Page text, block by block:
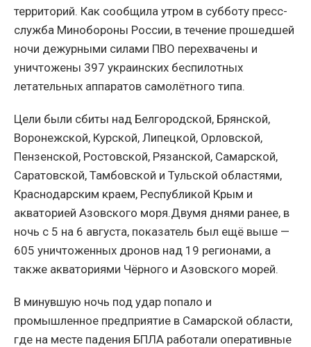
территорий. Как сообщила утром в субботу пресс-
служба Минобороны России, в течение прошедшей
ночи дежурными силами ПВО перехвачены и
уничтожены 397 украинских беспилотных
летательных аппаратов самолётного типа.
Цели были сбиты над Белгородской, Брянской,
Воронежской, Курской, Липецкой, Орловской,
Пензенской, Ростовской, Рязанской, Самарской,
Саратовской, Тамбовской и Тульской областями,
Краснодарским краем, Республикой Крым и
акваторией Азовского моря.Двумя днями ранее, в
ночь с 5 на 6 августа, показатель был ещё выше —
605 уничтоженных дронов над 19 регионами, а
также акваториями Чёрного и Азовского морей.
В минувшую ночь под удар попало и
промышленное предприятие в Самарской области,
где на месте падения БПЛА работали оперативные